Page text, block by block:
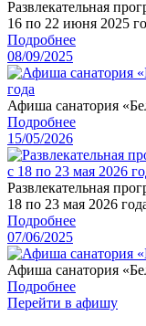
Развлекательная
16 по 22 июня 2025
Подробнее
08/09/2025
Афиша санатория
Подробнее
15/05/2026
Развлекательная
18 по 23 мая 2026
Подробнее
07/06/2025
Афиша санатория
Подробнее
Перейти в афишу